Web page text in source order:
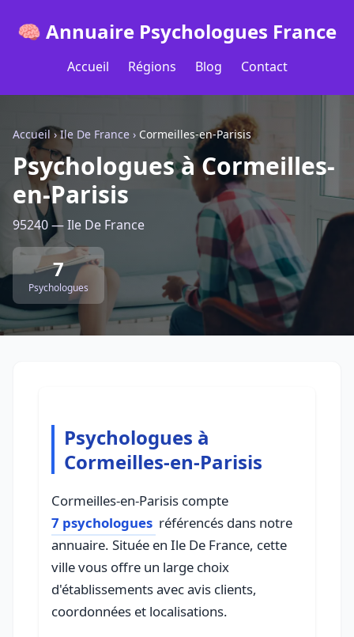
🧠 Annuaire Psychologues France
Accueil Régions Blog Contact
Accueil ›Ile De France › Cormeilles-en-Parisis
Psychologues à Cormeilles-
en-Parisis
95240 — Ile De France
7
Psychologues
Psychologues à
Cormeilles-en-Parisis
Cormeilles-en-Parisis compte
7 psychologues référencés dans notre
annuaire. Située en Ile De France, cette
ville vous offre un large choix
d'établissements avec avis clients,
coordonnées et localisations.